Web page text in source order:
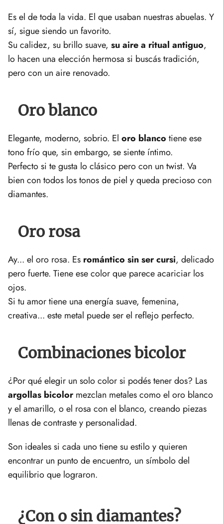
Es el de toda la vida. El que usaban nuestras abuelas. Y
sí, sigue siendo un favorito.
Su calidez, su brillo suave, su aire a ritual antiguo,
lo hacen una elección hermosa si buscás tradición,
pero con un aire renovado.
Oro blanco
Elegante, moderno, sobrio. El oro blanco tiene ese
tono frío que, sin embargo, se siente íntimo.
Perfecto si te gusta lo clásico pero con un twist. Va
bien con todos los tonos de piel y queda precioso con
diamantes.
Oro rosa
Ay... el oro rosa. Es romántico sin ser cursi, delicado
pero fuerte. Tiene ese color que parece acariciar los
ojos.
Si tu amor tiene una energía suave, femenina,
creativa... este metal puede ser el reflejo perfecto.
Combinaciones bicolor
¿Por qué elegir un solo color si podés tener dos? Las
argollas bicolormezclan metales como el oro blanco
y el amarillo, o el rosa con el blanco, creando piezas
llenas de contraste y personalidad.
Son ideales si cada uno tiene su estilo y quieren
encontrar un punto de encuentro, un símbolo del
equilibrio que lograron.
¿Con o sin diamantes?